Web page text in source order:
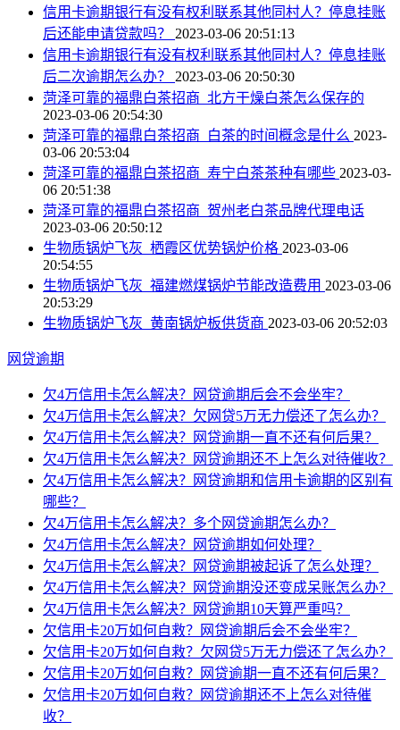
信用卡逾期银行有没有权利联系其他同村人？停息挂账
后还能申请贷款吗？ 2023-03-06 20:51:13
信用卡逾期银行有没有权利联系其他同村人？停息挂账
后二次逾期怎么办？ 2023-03-06 20:50:30
菏泽可靠的福鼎白茶招商_北方干燥白茶怎么保存的
2023-03-06 20:54:30
菏泽可靠的福鼎白茶招商_白茶的时间概念是什么 2023-
03-06 20:53:04
菏泽可靠的福鼎白茶招商_寿宁白茶茶种有哪些 2023-03-
06 20:51:38
菏泽可靠的福鼎白茶招商_贺州老白茶品牌代理电话
2023-03-06 20:50:12
生物质锅炉飞灰_栖霞区优势锅炉价格 2023-03-06
20:54:55
生物质锅炉飞灰_福建燃煤锅炉节能改造费用 2023-03-06
20:53:29
生物质锅炉飞灰_黄南锅炉板供货商 2023-03-06 20:52:03
网贷逾期
欠4万信用卡怎么解决？网贷逾期后会不会坐牢？
欠4万信用卡怎么解决？欠网贷5万无力偿还了怎么办？
欠4万信用卡怎么解决？网贷逾期一直不还有何后果？
欠4万信用卡怎么解决？网贷逾期还不上怎么对待催收？
欠4万信用卡怎么解决？网贷逾期和信用卡逾期的区别有
哪些？
欠4万信用卡怎么解决？多个网贷逾期怎么办？
欠4万信用卡怎么解决？网贷逾期如何处理？
欠4万信用卡怎么解决？网贷逾期被起诉了怎么处理？
欠4万信用卡怎么解决？网贷逾期没还变成呆账怎么办？
欠4万信用卡怎么解决？网贷逾期10天算严重吗？
欠信用卡20万如何自救？网贷逾期后会不会坐牢？
欠信用卡20万如何自救？欠网贷5万无力偿还了怎么办？
欠信用卡20万如何自救？网贷逾期一直不还有何后果？
欠信用卡20万如何自救？网贷逾期还不上怎么对待催
收？